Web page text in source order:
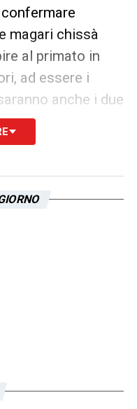
magari chissà
al primato in
ad essere i
anche i due
è il seguente: 2
e 1 sola